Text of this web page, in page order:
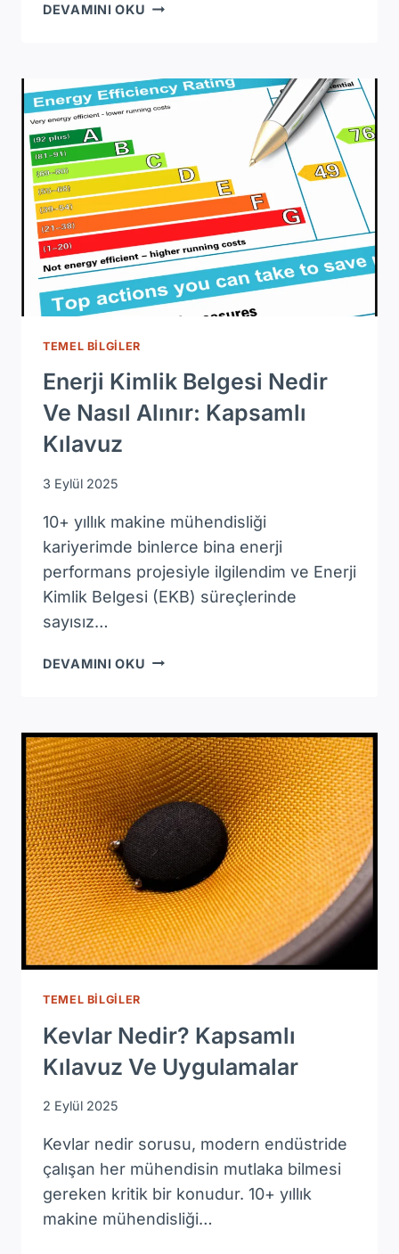
DEVAMINI OKU SOY
UYGULAMALARI
VE
TEMEL BILGILER
Enerji Kimlik Belgesi Nedir
Ve Nasıl Alınır: Kapsamlı
Kılavuz
3 Eylül 2025
10+ yıllık makine mühendisliği
kariyerimde binlerce bina enerji
performans projesiyle ilgilendim ve Enerji
Kimlik Belgesi (EKB) süreçlerinde
sayısız…
DEVAMINI OKU ENERJI
VE
NASIL
ALINIR:
KAPSAMLI
KILAVUZ
TEMEL BILGILER
Kevlar Nedir? Kapsamlı
Kılavuz Ve Uygulamalar
2 Eylül 2025
Kevlar nedir sorusu, modern endüstride
çalışan her mühendisin mutlaka bilmesi
gereken kritik bir konudur. 10+ yıllık
makine mühendisliği…